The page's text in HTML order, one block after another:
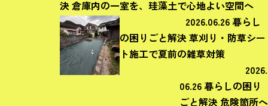
決 倉庫内の一室を、珪藻土で心地よい空間へ
2026.06.26暮らし
の困りごと解決 草刈り・防草シー
ト施工で夏前の雑草対策
2026.
06.26暮らしの困り
ごと解決 危険箇所へ